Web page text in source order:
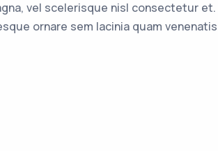
vel scelerisque nisl consectetur et.
ornare sem lacinia quam venenatis